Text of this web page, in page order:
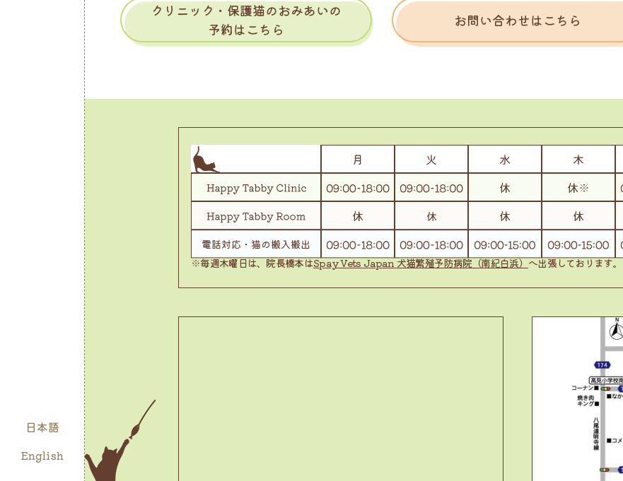
日本語
English
クリニック・保護猫のおみあいの
予約はこちら
お問い合わせはこちら
※毎週木曜日は、院長橋本はSpay Vets Japan犬猫繁殖予防病院（南紀白浜）へ出張しております。